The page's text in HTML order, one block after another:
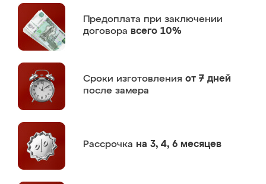
Предоплата при заключении
договора всего 10%
Сроки изготовления от 7 дней
после замера
Рассрочка на 3, 4, 6 месяцев